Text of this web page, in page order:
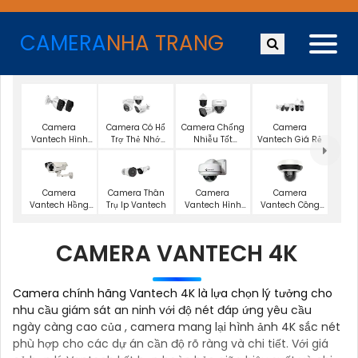
CAMERANHA TRANG
Camera
Vantech Hình
Camera Có Hổ
Trợ Thẻ Nhớ
Camera Chống
Nhiễu Tốt
Camera
Vantech Giá Rẻ
Camera
Vantech Hồng
Camera Thân
Trụ Ip Vantech
Camera
Vantech Hình
Camera
Vantech Công
CAMERA VANTECH 4K
Camera chính hãng Vantech 4K là lựa chọn lý tưởng cho
nhu cầu giám sát an ninh với độ nét đáp ứng yêu cầu
ngày càng cao của , camera mang lại hình ảnh 4K sắc nét
phù hợp cho các dự án cần độ rõ ràng và chi tiết. Với giá